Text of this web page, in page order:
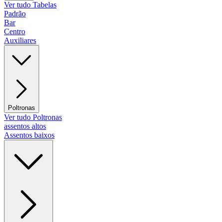
Ver tudo Tabelas
Padrão
Bar
Centro
Auxiliares
Poltronas
Ver tudo Poltronas
assentos altos
Assentos baixos